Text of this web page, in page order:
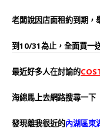
老闆說因店面租約到期，
到10/31為止，全面買一
最近好多人在討論的
海綿馬上去網路搜尋一下
發現離我很近的內湖區東